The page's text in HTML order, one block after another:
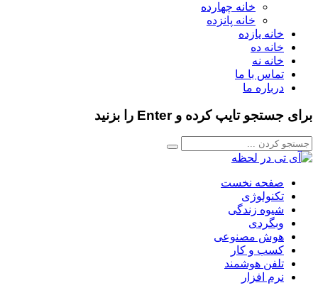
خانه چهارده
خانه پانزده
خانه یازده
خانه ده
خانه نه
تماس با ما
درباره ما
برای جستجو تایپ کرده و Enter را بزنید
صفحه نخست
تکنولوژی
شیوه زندگی
وبگردی
هوش مصنوعی
کسب و کار
تلفن هوشمند
نرم افزار